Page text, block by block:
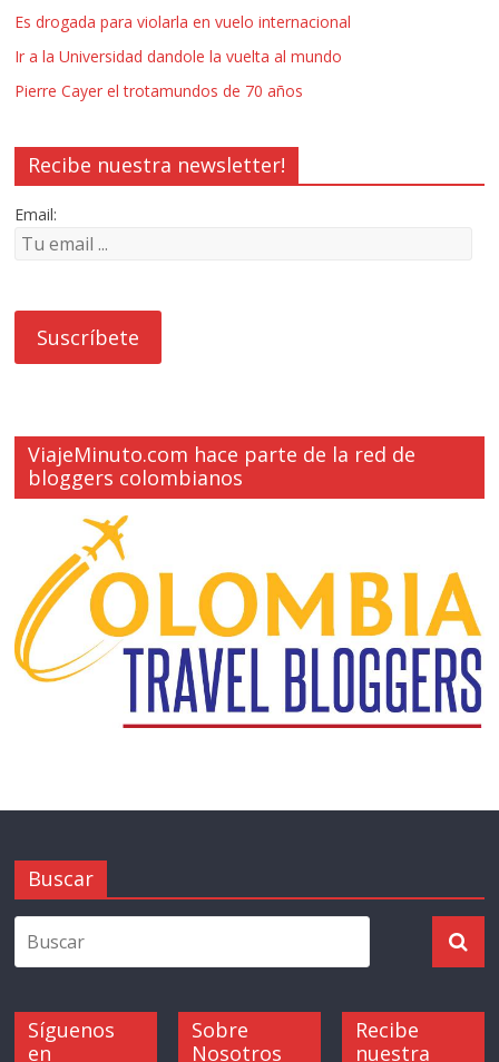
Es drogada para violarla en vuelo internacional
Ir a la Universidad dandole la vuelta al mundo
Pierre Cayer el trotamundos de 70 años
Recibe nuestra newsletter!
Email:
ViajeMinuto.com hace parte de la red de
bloggers colombianos
Buscar
Síguenos
en
Sobre
Nosotros
Recibe
nuestra